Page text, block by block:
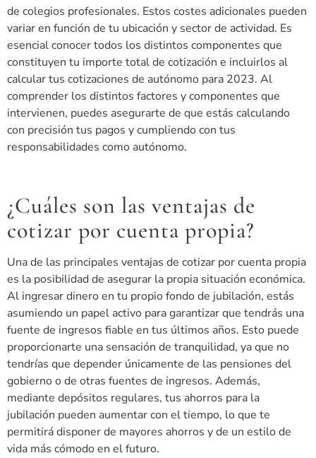
de colegios profesionales. Estos costes adicionales pueden
variar en función de tu ubicación y sector de actividad. Es
esencial conocer todos los distintos componentes que
constituyen tu importe total de cotización e incluirlos al
calcular tus cotizaciones de autónomo para 2023. Al
comprender los distintos factores y componentes que
intervienen, puedes asegurarte de que estás calculando
con precisión tus pagos y cumpliendo con tus
responsabilidades como autónomo.
¿Cuáles son las ventajas de
cotizar por cuenta propia?
Una de las principales ventajas de cotizar por cuenta propia
es la posibilidad de asegurar la propia situación económica.
Al ingresar dinero en tu propio fondo de jubilación, estás
asumiendo un papel activo para garantizar que tendrás una
fuente de ingresos fiable en tus últimos años. Esto puede
proporcionarte una sensación de tranquilidad, ya que no
tendrías que depender únicamente de las pensiones del
gobierno o de otras fuentes de ingresos. Además,
mediante depósitos regulares, tus ahorros para la
jubilación pueden aumentar con el tiempo, lo que te
permitirá disponer de mayores ahorros y de un estilo de
vida más cómodo en el futuro.